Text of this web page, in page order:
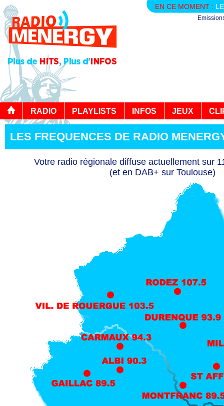
EN CE MOMENT :
RADIO PLAYLISTS INFOS JEUX
LES FREQUENCES DE RADIO
Votre radio régionale diffuse actuellement sur
(et en DAB+ sur Toulouse)